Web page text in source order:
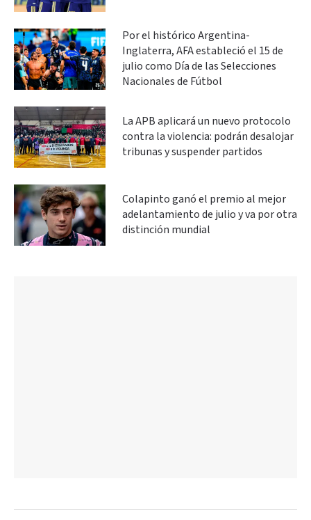
Por el histórico Argentina-
Inglaterra, AFA estableció el 15 de
julio como Día de las Selecciones
Nacionales de Fútbol
La APB aplicará un nuevo protocolo
contra la violencia: podrán desalojar
tribunas y suspender partidos
Colapinto ganó el premio al mejor
adelantamiento de julio y va por otra
distinción mundial